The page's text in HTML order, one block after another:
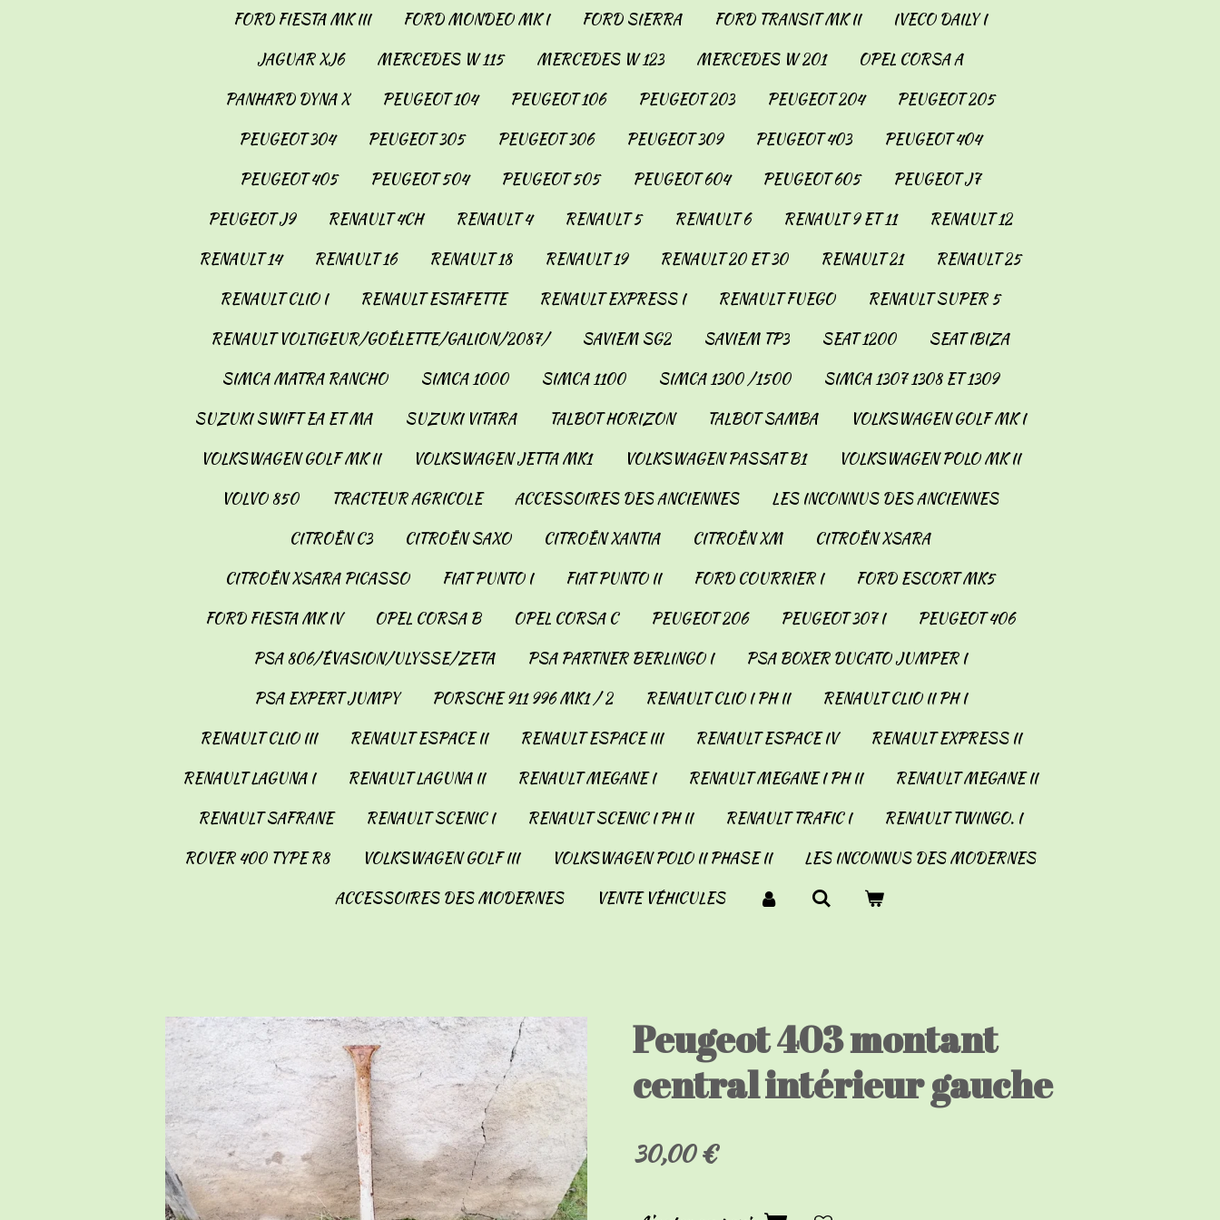
FORD FIESTA MK III
FORD MONDEO MK I FORD SIERRA FORD TRANSIT MK II
IVECO DAILY I
JAGUAR XJ6
MERCEDES W 115 MERCEDES W 123 MERCEDES W 201
OPEL CORSA A
PANHARD DYNA X
PEUGEOT 104 PEUGEOT 106 PEUGEOT 203 PEUGEOT 204
PEUGEOT 205
PEUGEOT 304
PEUGEOT 305 PEUGEOT 306 PEUGEOT 309 PEUGEOT 403
PEUGEOT 404
PEUGEOT 405
PEUGEOT 504 PEUGEOT 505 PEUGEOT 604 PEUGEOT 605
PEUGEOT J7
PEUGEOT J9
RENAULT 4CH RENAULT 4 RENAULT 5 RENAULT 6 RENAULT 9 ET 11
RENAULT 12
RENAULT 14
RENAULT 16 RENAULT 18 RENAULT 19 RENAULT 20 ET 30 RENAULT 21
RENAULT 25
RENAULT CLIO I
RENAULT ESTAFETTE RENAULT EXPRESS I RENAULT FUEGO
RENAULT SUPER 5
RENAULT VOLTIGEUR/GOÉLETTE/GALION/2087/
SAVIEM SG2 SAVIEM TP3 SEAT 1200
SEAT IBIZA
SIMCA MATRA RANCHO
SIMCA 1000 SIMCA 1100 SIMCA 1300 /1500
SIMCA 1307 1308 ET 1309
SUZUKI SWIFT EA ET MA
SUZUKI VITARA TALBOT HORIZON TALBOT SAMBA
VOLKSWAGEN GOLF MK I
VOLKSWAGEN GOLF MK II
VOLKSWAGEN JETTA MK1 VOLKSWAGEN PASSAT B1
VOLKSWAGEN POLO MK II
VOLVO 850
TRACTEUR AGRICOLE ACCESSOIRES DES ANCIENNES
LES INCONNUS DES ANCIENNES
CITROËN C3
CITROËN SAXO CITROËN XANTIA CITROËN XM
CITROËN XSARA
CITROËN XSARA PICASSO
FIAT PUNTO I FIAT PUNTO II FORD COURRIER I
FORD ESCORT MK5
FORD FIESTA MK IV
OPEL CORSA B OPEL CORSA C PEUGEOT 206 PEUGEOT 307 I
PEUGEOT 406
PSA 806/ÉVASION/ULYSSE/ZETA
PSA PARTNER BERLINGO I
PSA BOXER DUCATO JUMPER I
PSA EXPERT JUMPY
PORSCHE 911 996 MK1 / 2 RENAULT CLIO I PH II
RENAULT CLIO II PH I
RENAULT CLIO III
RENAULT ESPACE II RENAULT ESPACE III RENAULT ESPACE IV
RENAULT EXPRESS II
RENAULT LAGUNA I
RENAULT LAGUNA II RENAULT MEGANE I RENAULT MEGANE I PH II
RENAULT MEGANE II
RENAULT SAFRANE
RENAULT SCENIC I RENAULT SCENIC I PH II RENAULT TRAFIC I
RENAULT TWINGO. I
ROVER 400 TYPE R8
VOLKSWAGEN GOLF III VOLKSWAGEN POLO II PHASE II
LES INCONNUS DES MODERNES
ACCESSOIRES DES MODERNES
VENTE VÉHICULES
Peugeot 403 montant
central intérieur gauche
30,00 €